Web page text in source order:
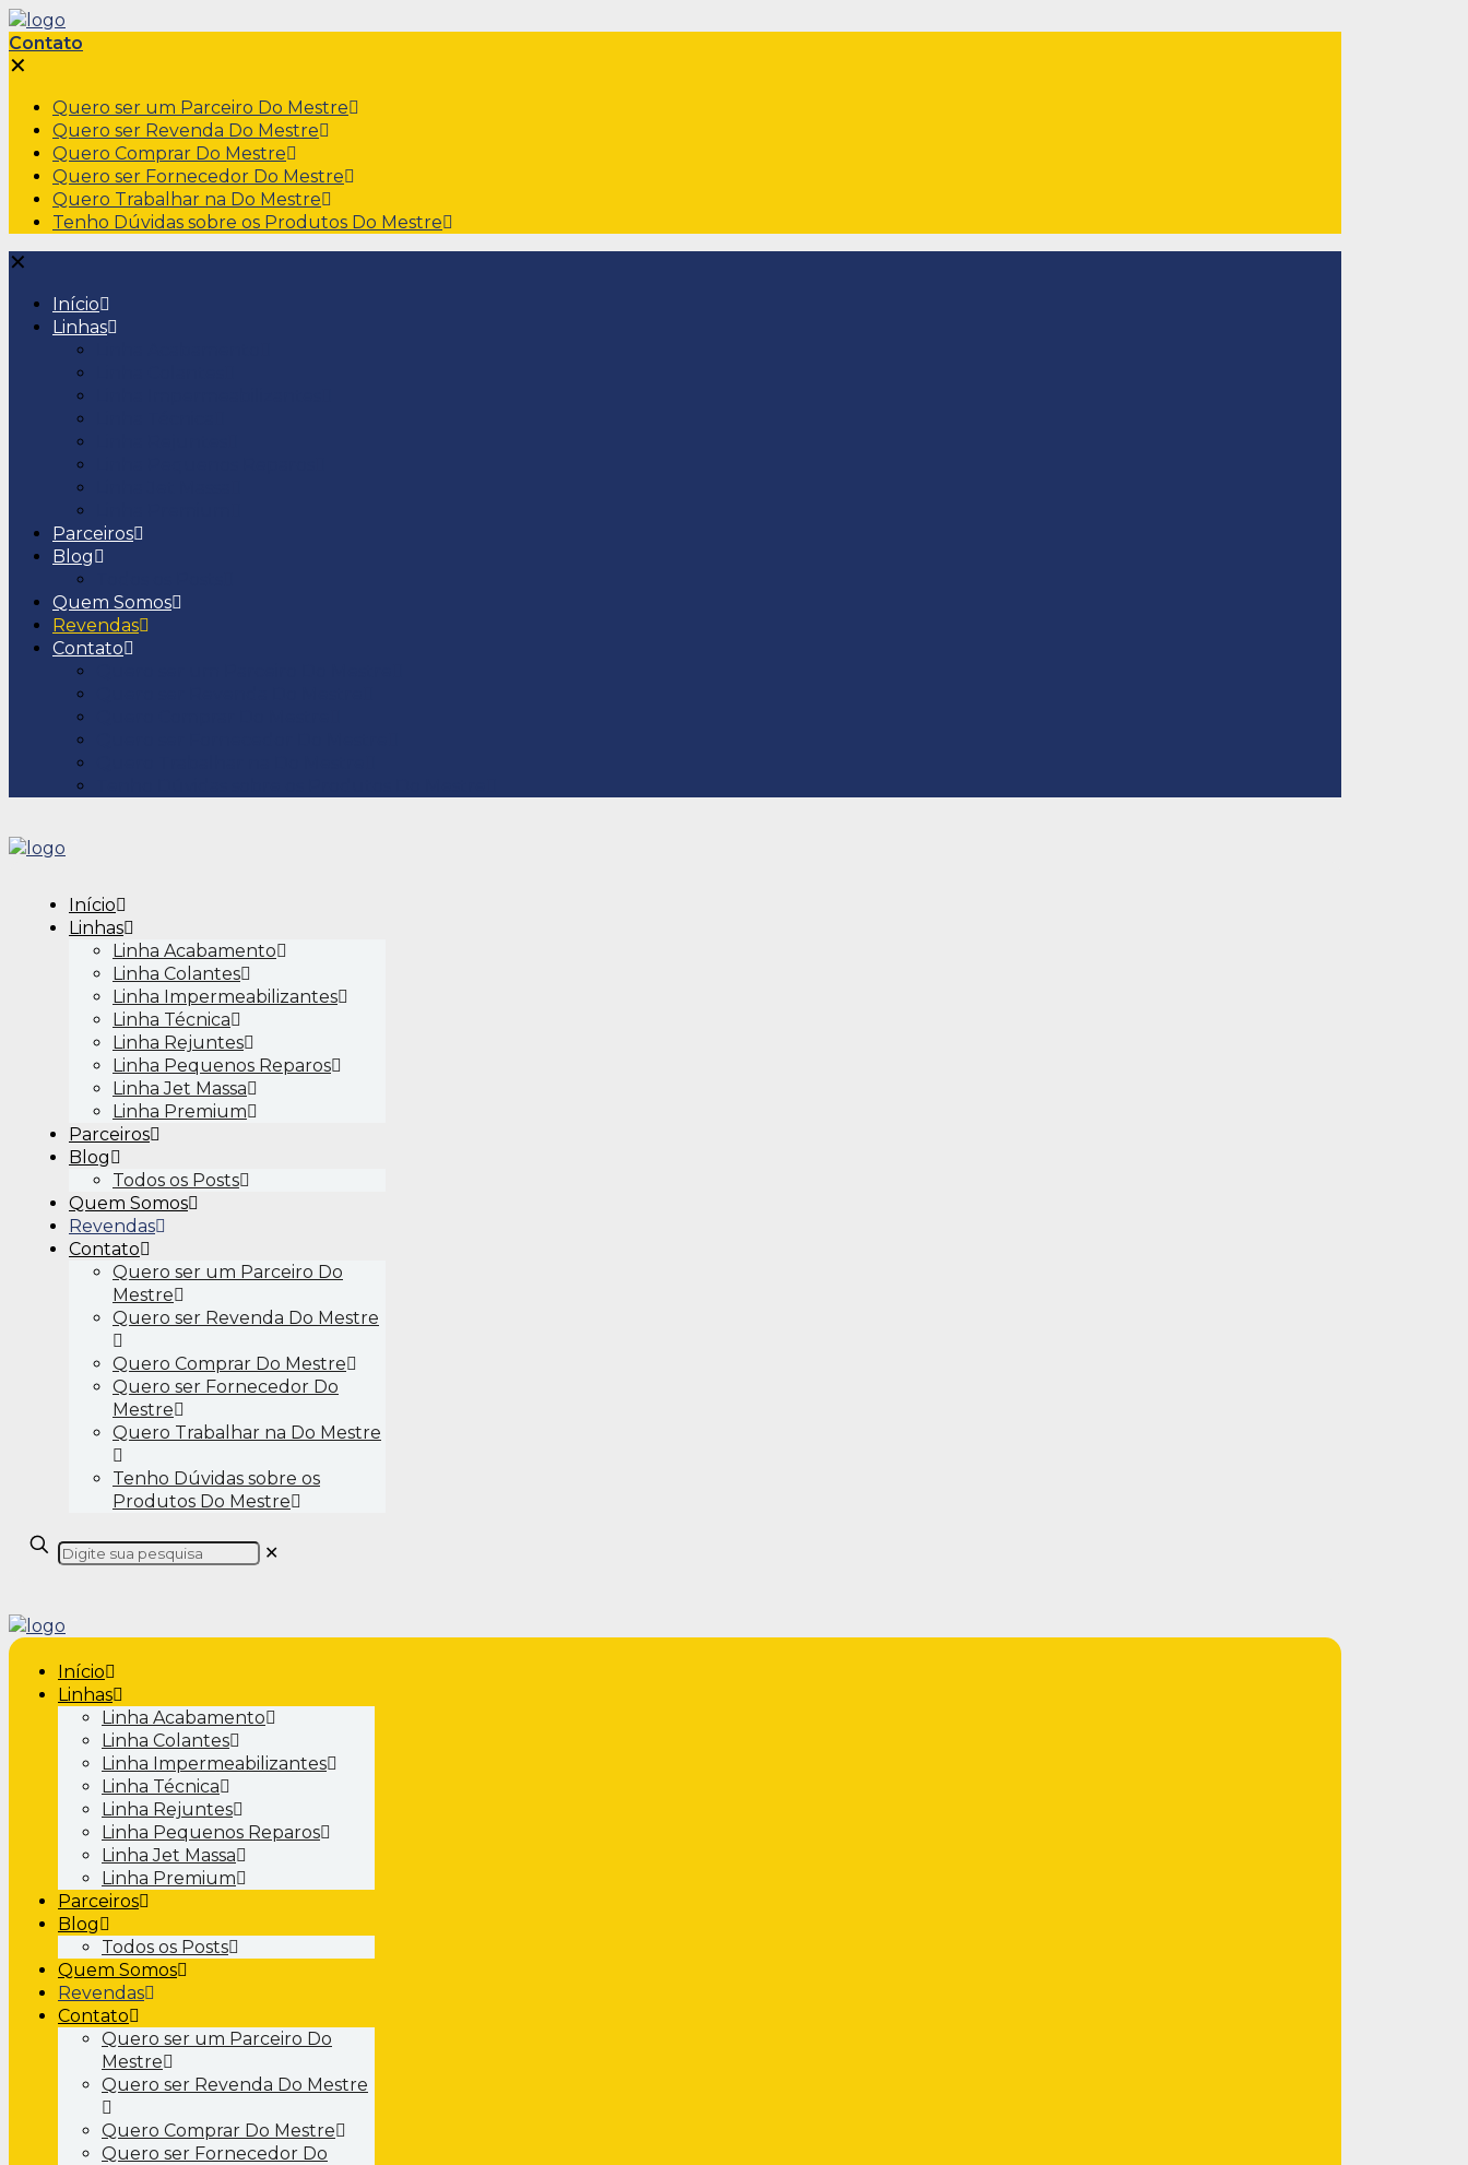
Contato
✕
Quero ser um Parceiro Do Mestre
Quero ser Revenda Do Mestre
Quero Comprar Do Mestre
Quero ser Fornecedor Do Mestre
Quero Trabalhar na Do Mestre
Tenho Dúvidas sobre os Produtos Do Mestre
✕
Início
Linhas
Parceiros
Blog
Quem Somos
Revendas
Contato
Início
Linhas
Linha Acabamento
Linha Colantes
Linha Impermeabilizantes
Linha Técnica
Linha Rejuntes
Linha Pequenos Reparos
Linha Jet Massa
Linha Premium
Parceiros
Blog
Todos os Posts
Quem Somos
Revendas
Contato
Quero ser um Parceiro Do
Mestre
Quero ser Revenda Do Mestre
Quero Comprar Do Mestre
Quero ser Fornecedor Do
Mestre
Quero Trabalhar na Do Mestre
Tenho Dúvidas sobre os
Produtos Do Mestre
✕
Início
Linhas
Linha Acabamento
Linha Colantes
Linha Impermeabilizantes
Linha Técnica
Linha Rejuntes
Linha Pequenos Reparos
Linha Jet Massa
Linha Premium
Parceiros
Blog
Todos os Posts
Quem Somos
Revendas
Contato
Quero ser um Parceiro Do
Mestre
Quero ser Revenda Do Mestre
Quero Comprar Do Mestre
Quero ser Fornecedor Do